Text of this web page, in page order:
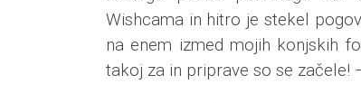
Wishcama in hitro je stekel
na enem izmed mojih konjskih
takoj za in priprave so se začele!